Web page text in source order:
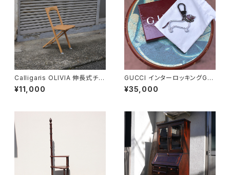
Calligaris OLIVIA 伸長式チェ
ア
¥11,000
GUCCI インターロッキングGド
ッグ キーホルダー
¥35,000